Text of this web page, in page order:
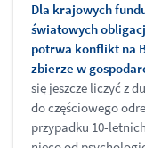
Dla krajowych
światowych
potrwa konflikt na
zbierze w
się jeszcze liczyć z
do częściowego
przypadku 10-